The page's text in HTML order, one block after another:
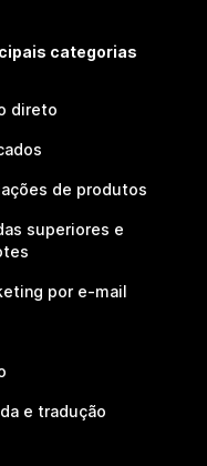
categorias
direto
de produtos
superiores e
por e-mail
e tradução